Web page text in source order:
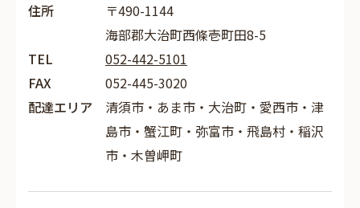
住所
〒490-1144
海部郡大治町西條壱町田8-5
TEL
052-442-5101
FAX
052-445-3020
配達エリア
清須市・あま市・大治町・愛西市・津
島市・蟹江町・弥富市・飛島村・稲沢
市・木曽岬町